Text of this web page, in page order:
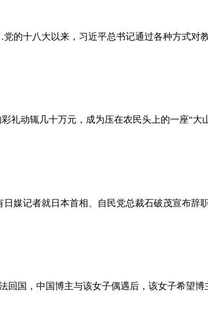
十八大以来，习近平总书记通过各种方式对
动辄几十万元，成为压在农民头上的一座“
媒记者就日本首相、自民党总裁石破茂宣布
国，中国博主与该女子偶遇后，该女子希望